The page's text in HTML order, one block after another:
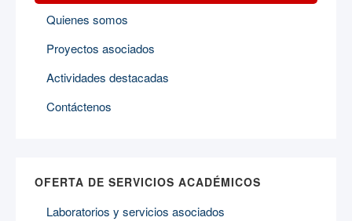
Quienes somos
Proyectos asociados
Actividades destacadas
Contáctenos
OFERTA DE SERVICIOS ACADÉMICOS
Laboratorios y servicios asociados